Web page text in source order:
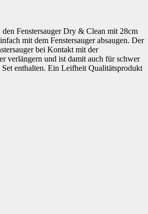
Fenstersauger Dry & Clean mit 28cm
mit dem Fenstersauger absaugen. Der
bei Kontakt mit der
verlängern und ist damit auch für schwer
enthalten. Ein Leifheit Qualitätsprodukt